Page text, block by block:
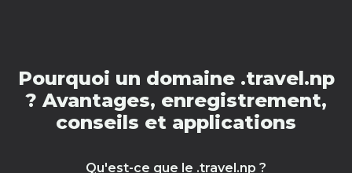
Pourquoi un domaine .travel.np
? Avantages, enregistrement,
conseils et applications
Qu'est-ce que le .travel.np ?